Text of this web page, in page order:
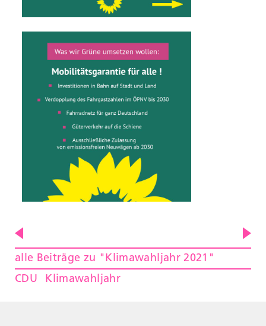
alle Beiträge zu "Klimawahljahr 2021"
CDU
Klimawahljahr